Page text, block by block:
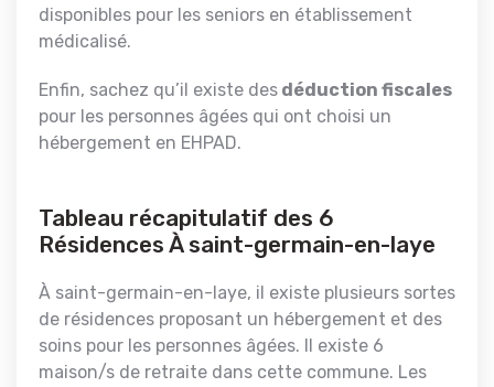
disponibles pour les seniors en établissement
médicalisé.
Enfin, sachez qu’il existe des déduction fiscales
pour les personnes âgées qui ont choisi un
hébergement en EHPAD.
Tableau récapitulatif des 6
Résidences À saint-germain-en-laye
À saint-germain-en-laye, il existe plusieurs sortes
de résidences proposant un hébergement et des
soins pour les personnes âgées. Il existe 6
maison/s de retraite dans cette commune. Les